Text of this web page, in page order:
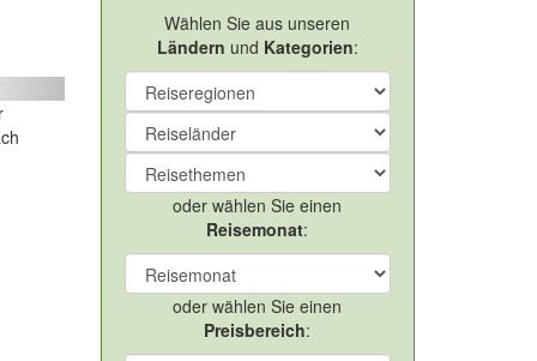
Wählen Sie aus unseren
Ländern und Kategorien:
oder wählen Sie einen
Reisemonat:
oder wählen Sie einen
Preisbereich: